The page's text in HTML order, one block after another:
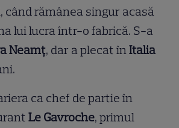
când rămânea singur acasă
lui lucra într-o fabrică. S-a
Neamț, dar a plecat înItalia
ca chef de partie în
Le Gavroche, primul